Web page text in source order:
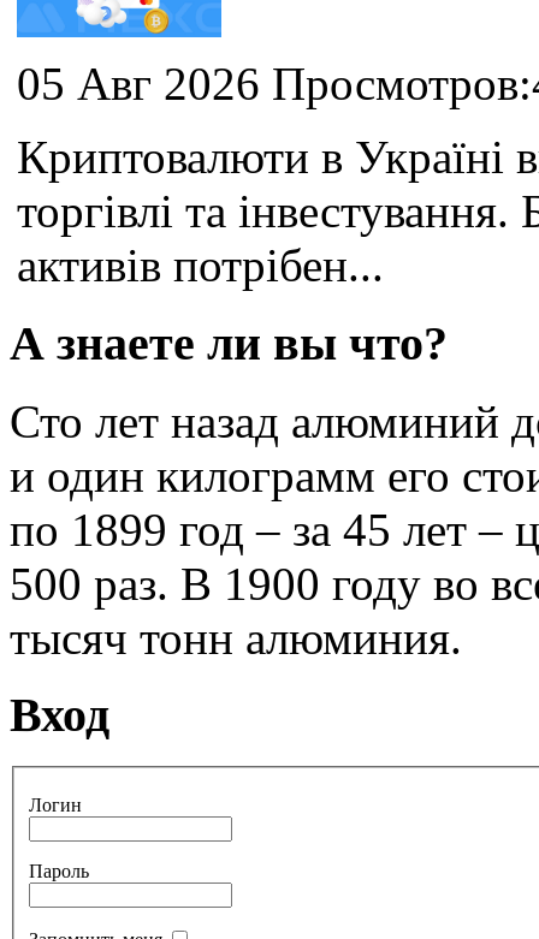
05 Авг 2026
Криптовалюти в Україні
торгівлі та
активів потрібен...
А знаете ли вы что?
Сто лет назад алюминий
и один килограмм его
по 1899 год – за 45 лет
500 раз. В 1900 году во
тысяч тонн алюминия.
Вход
Логин
Пароль